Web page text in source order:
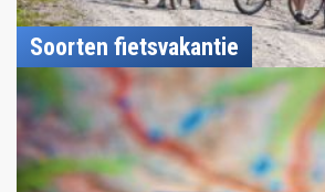
Soorten fietsvakantie